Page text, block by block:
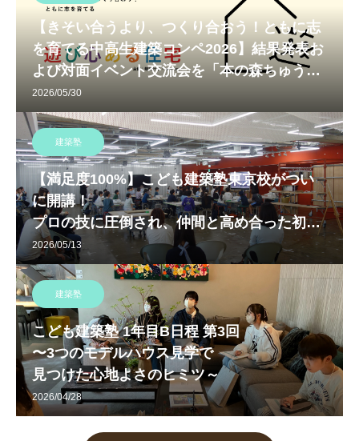
【きそい合うより、つくり合おう！ともに志
を育てる中高生建築コンペ2026】結果発表お
よび対面イベント交流会を「本の森ちゅうお
う」にて開催！
2026/05/30
建築塾
【満足度100%】こども建築塾東京校がつい
に開講！
プロの技に圧倒され、仲間と高め合った初回
授業
2026/05/13
建築塾
こども建築塾 1年目B日程 第3回
〜3つのモデルハウス見学で
見つけた心地よさのヒミツ～
2026/04/28